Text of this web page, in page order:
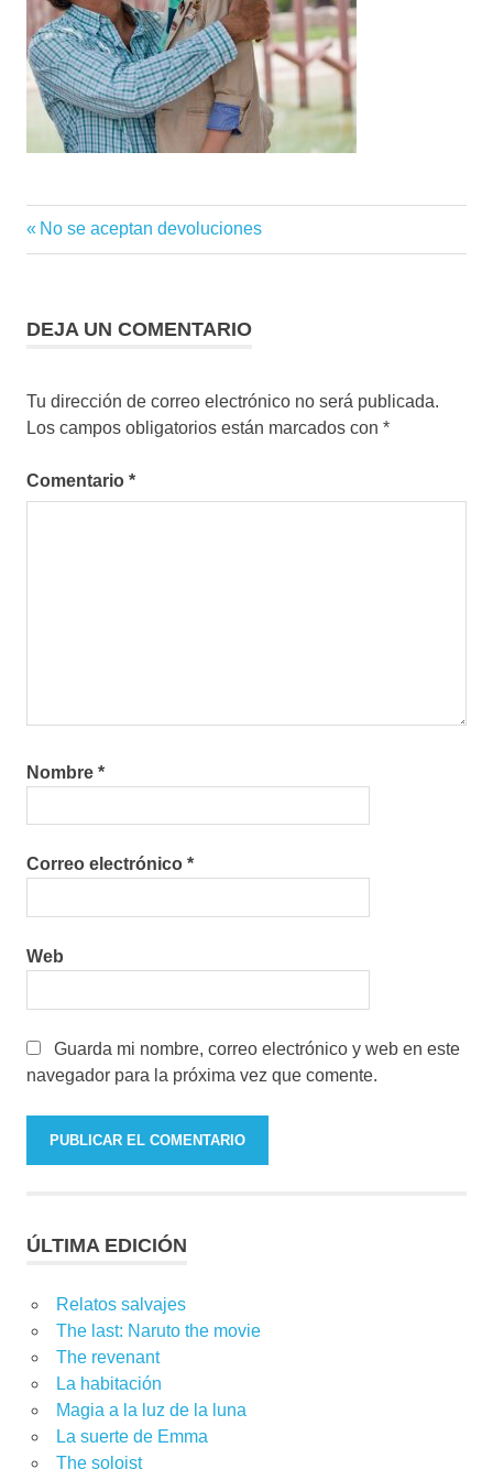
Navegación
entradas
Entrada
anterior:
No se aceptan devoluciones
DEJA UN COMENTARIO
Tu dirección de correo electrónico no será publicada.
Los campos obligatorios están marcados con *
Comentario *
Nombre *
Correo electrónico *
Web
Guarda mi nombre, correo electrónico y web en este
navegador para la próxima vez que comente.
ÚLTIMA EDICIÓN
Relatos salvajes
The last: Naruto the movie
The revenant
La habitación
Magia a la luz de la luna
La suerte de Emma
The soloist